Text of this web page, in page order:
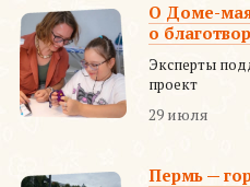
О Доме-
о
Эксперты
проект
29 июля
Пермь —